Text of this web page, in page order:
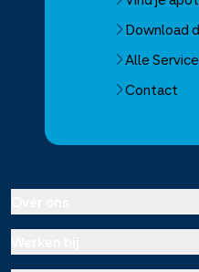
Download
Alle
Contact